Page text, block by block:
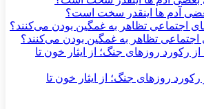
آدم ها اینقدر سخت است؟
تظاهر به غمگین بودن می‌کنند؟
روزهای جنگ؛ از ایثار خون تا